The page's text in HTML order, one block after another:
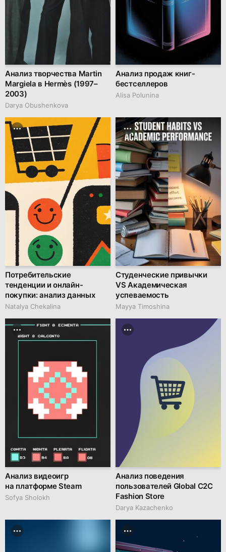
Анализ творчества Martin
Margiela в Hermès (1997–
2003)
Darya Obushenkova
Анализ продаж книг-
бестселлеров
Alisa Polunina
Потребительские
тенденции и онлайн-
покупки: анализ данных
Natalya Chekalina
Студенческие привычки
VS Академическая
успеваемость
Mayya Timoshina
Анализ видеоигр
на платформе Steam
Sofya Sholokh
Анализ поведения
пользователей Global C2C
Fashion Store
Darya Kazachenko